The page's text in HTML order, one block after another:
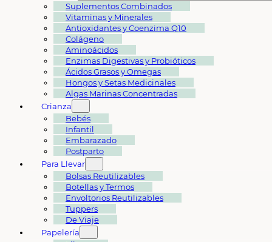
Suplementos Combinados
Vitaminas y Minerales
Antioxidantes y Coenzima Q10
Colágeno
Aminoácidos
Enzimas Digestivas y Probióticos
Ácidos Grasos y Omegas
Hongos y Setas Medicinales
Algas Marinas Concentradas
Crianza
Bebés
Infantil
Embarazado
Postparto
Para Llevar
Bolsas Reutilizables
Botellas y Termos
Envoltorios Reutilizables
Tuppers
De Viaje
Papelería